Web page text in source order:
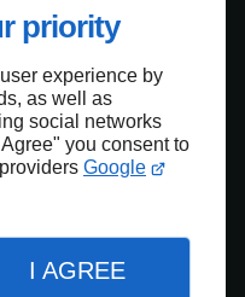
priority
experience by
as well as
social networks
you consent to
Google
I AGREE